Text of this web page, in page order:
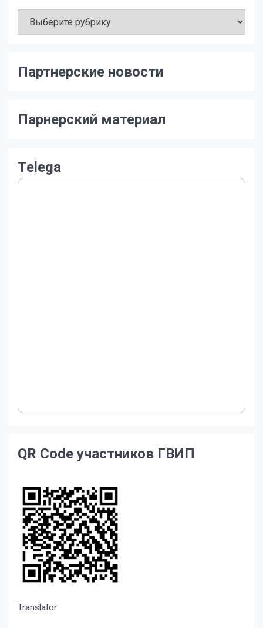
Сайта
Партнерские новости
Парнерский материал
Telega
QR Code участников ГВИП
Translator